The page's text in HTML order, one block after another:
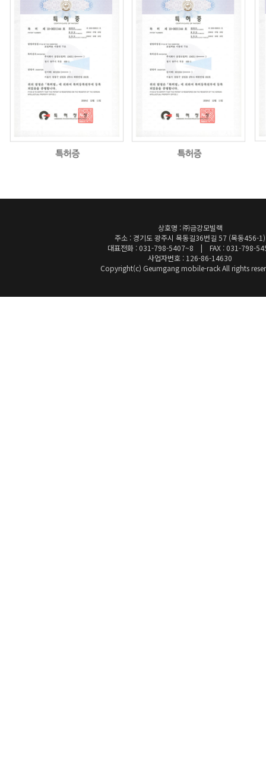
상호명 : ㈜금강모빌랙
주소 : 경기도 광주시 목동길36번길 57 (목동456-1)
대표전화 : 031-798-5407~8 | FAX : 031-798-
사업자번호 : 126-86-14630
Copyright(c) Geumgang mobile-rack All rights